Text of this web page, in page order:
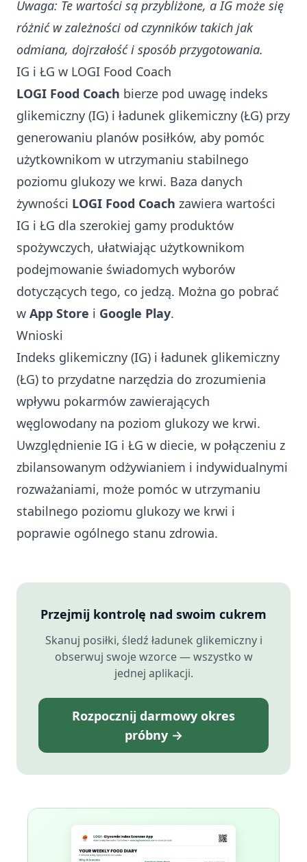
Uwaga: Te wartości są przybliżone, a IG może się
różnić w zależności od czynników takich jak
odmiana, dojrzałość i sposób przygotowania.
IG i ŁG w LOGI Food Coach
LOGI Food Coach bierze pod uwagę indeks
glikemiczny (IG) i ładunek glikemiczny (ŁG) przy
generowaniu planów posiłków, aby pomóc
użytkownikom w utrzymaniu stabilnego
poziomu glukozy we krwi. Baza danych
żywności LOGI Food Coach zawiera wartości
IG i ŁG dla szerokiej gamy produktów
spożywczych, ułatwiając użytkownikom
podejmowanie świadomych wyborów
dotyczących tego, co jedzą. Można go pobrać
w App Store i Google Play.
Wnioski
Indeks glikemiczny (IG) i ładunek glikemiczny
(ŁG) to przydatne narzędzia do zrozumienia
wpływu pokarmów zawierających
węglowodany na poziom glukozy we krwi.
Uwzględnienie IG i ŁG w diecie, w połączeniu z
zbilansowanym odżywianiem i indywidualnymi
rozważaniami, może pomóc w utrzymaniu
stabilnego poziomu glukozy we krwi i
poprawie ogólnego stanu zdrowia.
Przejmij kontrolę nad swoim cukrem
Skanuj posiłki, śledź ładunek glikemiczny i
obserwuj swoje wzorce — wszystko w
jednej aplikacji.
Rozpocznij darmowy okres
próbny →